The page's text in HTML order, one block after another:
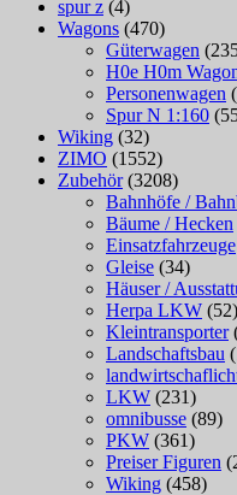
spur z (4)
Wagons (470)
Güterwagen
H0e H0m
Personenwagen
Spur N 1:160
Wiking (32)
ZIMO (1552)
Zubehör (3208)
Bahnhöfe /
Bäume / Hecken
Einsatzfahrzeuge
Gleise (34)
Häuser /
Herpa LKW (52)
Kleintransporter
Landschaftsbau
LKW (231)
omnibusse (89)
PKW (361)
Preiser Figuren
Wiking (458)